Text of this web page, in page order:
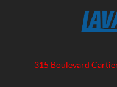
315 Boulevard